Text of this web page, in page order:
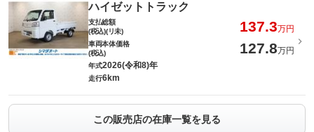
ハイゼットトラック
支払総額
(税込)(リ未)
137.3万円
車両本体価格
(税込)
127.8万円
年式2026(令和8)年
走行6km
この販売店の在庫一覧を見る